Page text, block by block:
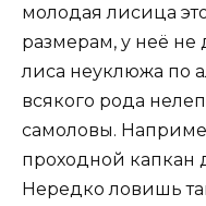
молодая лисица
размерам, у неё
лиса неуклюжа по
всякого рода
самоловы.
проходной капкан
Нередко ловишь